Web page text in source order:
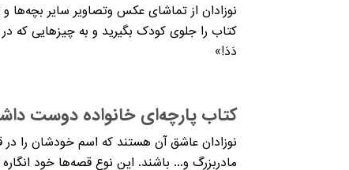
نوزادان از تماشای عکس‌ وتصاویر سایر بچه‌ها
کتاب را جلوی کودک بگیرید و به چیزهایی که در
دَدَ!»
کتاب پارچه‌ای خانواده دوست
نوزادان عاشق آن هستند که اسم خودشان را در
مادربزرگ و... باشند. این نوع قصه‌ها خود